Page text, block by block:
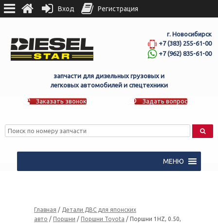
г. Новосибирск
+7 (383) 255-61-00
+7 (962) 835-61-00
запчасти для дизельных грузовых и
легковых автомобилей и спецтехники
Заказать звонок Задать вопрос
МЕНЮ
Главная / Детали ДВС для японских
авто / Поршни / Поршни Toyota / Поршни 1HZ, 0.50,
Вход Регистрация